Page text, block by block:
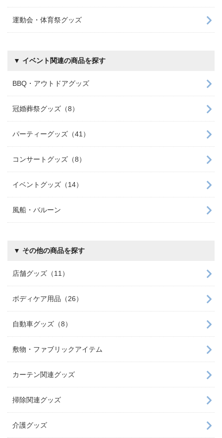
運動会・体育祭グッズ
▼ イベント関連の商品を探す
BBQ・アウトドアグッズ
冠婚葬祭グッズ（8）
パーティーグッズ（41）
コンサートグッズ（8）
イベントグッズ（14）
風船・バルーン
▼ その他の商品を探す
店舗グッズ（11）
ボディケア用品（26）
自動車グッズ（8）
敷物・ファブリックアイテム
カーテン関連グッズ
掃除関連グッズ
介護グッズ